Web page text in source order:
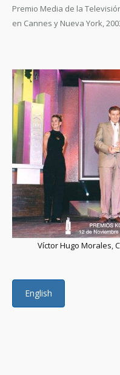
Premio Media de la
en Cannes y Nueva York,
Víctor Hugo Morales
English